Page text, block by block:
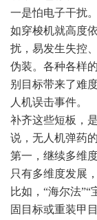
一是怕电子干扰
如穿梭机就高度
扰，易发生失控
伪装。各种各样
别目标带来了难
人机误击事件。
补齐这些短板，
说，无人机弹药
第一，继续多维
只有多维度发展
比如，“海尔法”“
固目标或重装甲